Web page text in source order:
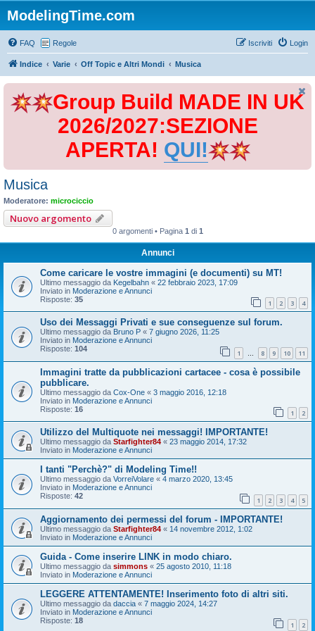
ModelingTime.com
FAQ Regole Login
Iscriviti
Indice Varie Off Topic e Altri Mondi Musica
Group Build MADE IN UK
2026/2027:SEZIONE
APERTA! QUI!
Musica
Moderatore: microciccio
Nuovo argomento
0 argomenti • Pagina 1 di 1
Annunci
Come caricare le vostre immagini (e documenti) su MT!
Ultimo messaggio da Kegelbahn « 22 febbraio 2023, 17:09
Inviato in Moderazione e Annunci
Risposte: 35 1 2 3 4
Uso dei Messaggi Privati e sue conseguenze sul forum.
Ultimo messaggio da Bruno P « 7 giugno 2026, 11:25
Inviato in Moderazione e Annunci
Risposte: 104 1 … 8 9 10 11
Immagini tratte da pubblicazioni cartacee - cosa è possibile
pubblicare.
Ultimo messaggio da Cox-One « 3 maggio 2016, 12:18
Inviato in Moderazione e Annunci
Risposte: 16 1 2
Utilizzo del Multiquote nei messaggi! IMPORTANTE!
Ultimo messaggio da Starfighter84 « 23 maggio 2014, 17:32
Inviato in Moderazione e Annunci
I tanti "Perchè?" di Modeling Time!!
Ultimo messaggio da VorreiVolare « 4 marzo 2020, 13:45
Inviato in Moderazione e Annunci
Risposte: 42 1 2 3 4 5
Aggiornamento dei permessi del forum - IMPORTANTE!
Ultimo messaggio da Starfighter84 « 14 novembre 2012, 1:02
Inviato in Moderazione e Annunci
Guida - Come inserire LINK in modo chiaro.
Ultimo messaggio da simmons « 25 agosto 2010, 11:18
Inviato in Moderazione e Annunci
LEGGERE ATTENTAMENTE! Inserimento foto di altri siti.
Ultimo messaggio da daccia « 7 maggio 2024, 14:27
Inviato in Moderazione e Annunci
Risposte: 18 1 2